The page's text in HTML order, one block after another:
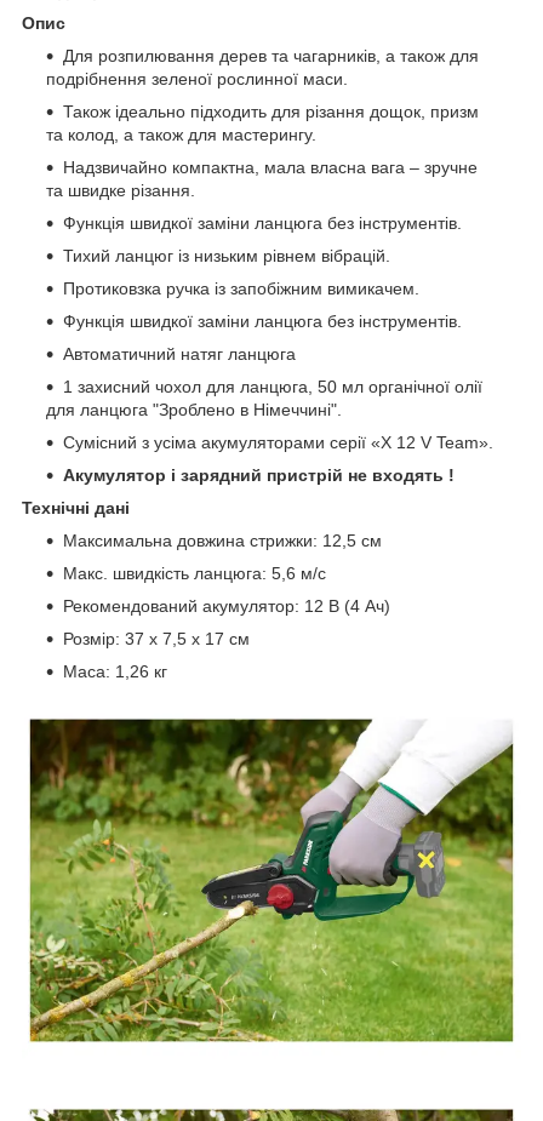
Опис
Для розпилювання дерев та чагарників, а також для
подрібнення зеленої рослинної маси.
Також ідеально підходить для різання дощок, призм
та колод, а також для мастерингу.
Надзвичайно компактна, мала власна вага – зручне
та швидке різання.
Функція швидкої заміни ланцюга без інструментів.
Тихий ланцюг із низьким рівнем вібрацій.
Протиковзка ручка із запобіжним вимикачем.
Функція швидкої заміни ланцюга без інструментів.
Автоматичний натяг ланцюга
1 захисний чохол для ланцюга, 50 мл органічної олії
для ланцюга "Зроблено в Німеччині".
Сумісний з усіма акумуляторами серії «X 12 V Team».
Акумулятор і зарядний пристрій не входять !
Технічні дані
Максимальна довжина стрижки: 12,5 см
Макс. швидкість ланцюга: 5,6 м/с
Рекомендований акумулятор: 12 В (4 Ач)
Розмір: 37 х 7,5 х 17 см
Маса: 1,26 кг